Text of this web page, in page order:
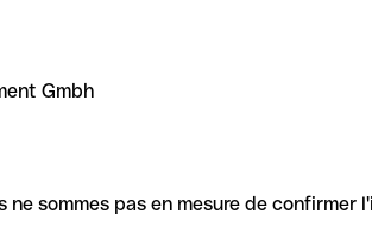
Gmbh
ne sommes pas en mesure de